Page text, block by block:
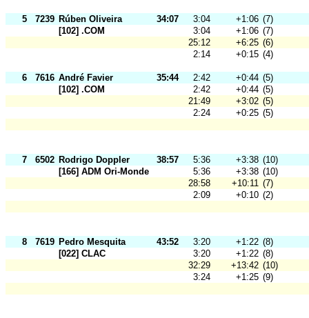
5 7239 Rúben Oliveira 34:07 3:04 +1:06 (7)
[102] .COM
3:04 +1:06 (7)
25:12
+6:25 (6)
2:14
+0:15 (4)
6 7616 André Favier 35:44 2:42 +0:44 (5)
[102] .COM
2:42 +0:44 (5)
21:49
+3:02 (5)
2:24
+0:25 (5)
7 6502 Rodrigo Doppler 38:57 5:36 +3:38 (10)
[166] ADM Ori-Mondego
5:36 +3:38 (10)
28:58
+10:11 (7)
2:09
+0:10 (2)
8 7619 Pedro Mesquita 43:52 3:20 +1:22 (8)
[022] CLAC
3:20 +1:22 (8)
32:29
+13:42 (10)
3:24
+1:25 (9)